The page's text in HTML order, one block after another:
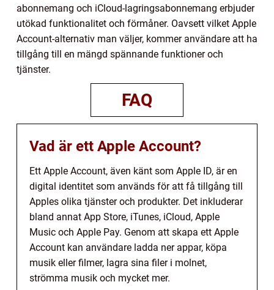
abonnemang och iCloud-lagringsabonnemang erbjuder
utökad funktionalitet och förmåner. Oavsett vilket Apple
Account-alternativ man väljer, kommer användare att ha
tillgång till en mängd spännande funktioner och
tjänster.
FAQ
Vad är ett Apple Account?
Ett Apple Account, även känt som Apple ID, är en
digital identitet som används för att få tillgång till
Apples olika tjänster och produkter. Det inkluderar
bland annat App Store, iTunes, iCloud, Apple
Music och Apple Pay. Genom att skapa ett Apple
Account kan användare ladda ner appar, köpa
musik eller filmer, lagra sina filer i molnet,
strömma musik och mycket mer.